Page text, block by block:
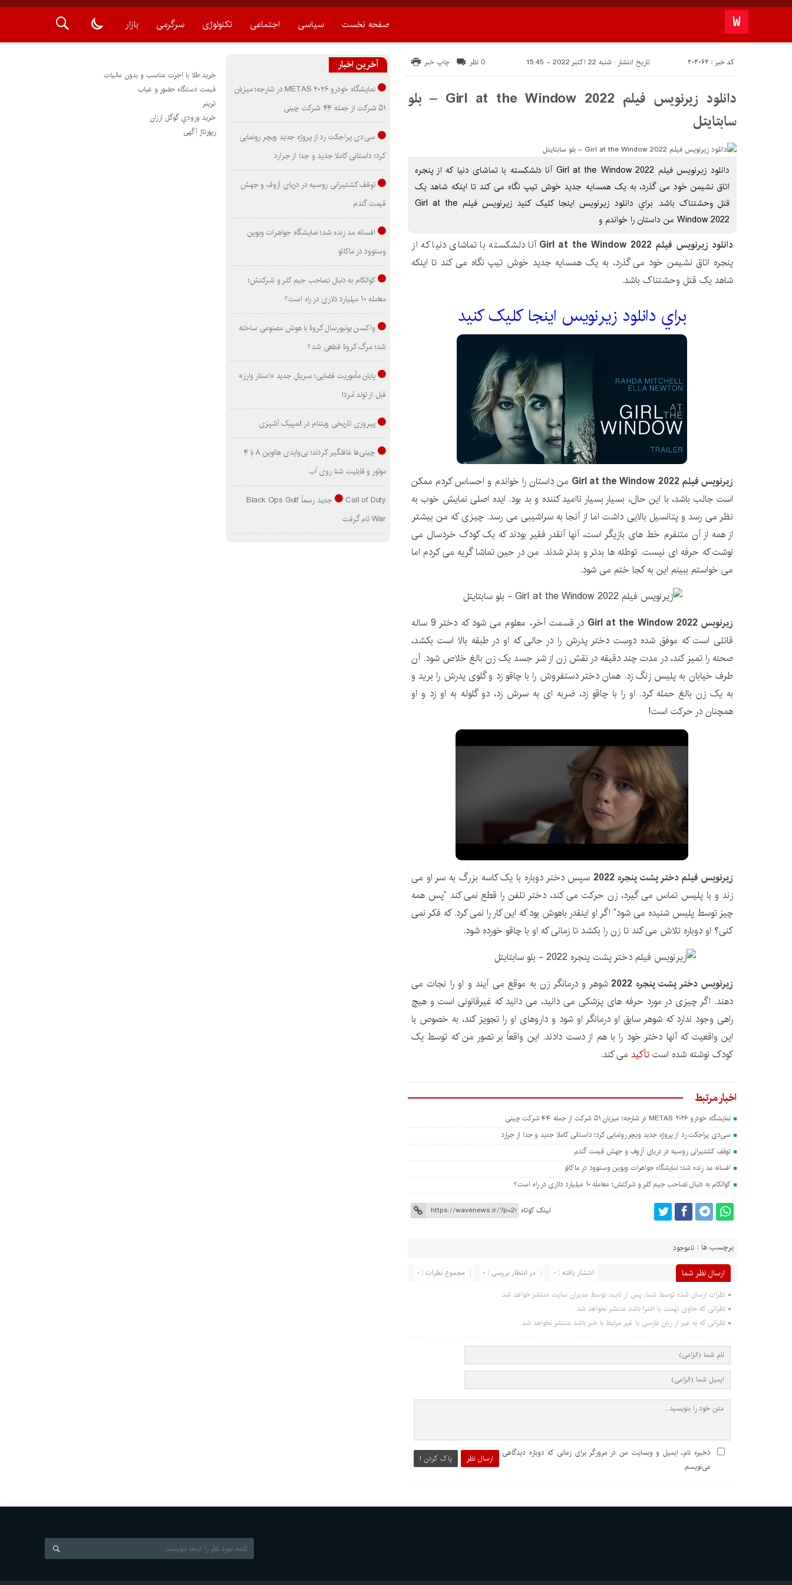
صفحه نخست سیاسی اجتماعی تکنولوژی سرگرمی بازار
تاریخ انتشار : شنبه 22 اکتبر 2022 - 15:45 کد خبر : 204064 چاپ خبر 0 نظر
دانلود زیرنویس فیلم Girl at the Window 2022 – بلو
سابتايتل
دانلود زیرنویس فیلم Girl at the Window 2022 آنا دلشکسته با تماشای دنیا که از پنجره
اتاق نشیمن خود می گذرد، به یک همسایه جدید خوش تیپ نگاه می کند تا اینکه شاهد یک
قتل وحشتناک باشد. براي دانلود زيرنويس اينجا کليک کنيد زیرنویس فیلم Girl at the
Window 2022 من داستان را خواندم و
دانلود زیرنویس فیلم Girl at the Window 2022
آنا دلشکسته با تماشای دنیا که از
پنجره اتاق نشیمن خود می گذرد، به یک همسایه جدید خوش تیپ نگاه می کند تا اینکه
شاهد یک قتل وحشتناک باشد.
براي دانلود زيرنويس اينجا کليک کنيد
زیرنویس فیلم Girl at the Window 2022
من داستان را خواندم و احساس کردم ممکن
است جالب باشد، با این حال، بسیار بسیار ناامید کننده و بد بود. ایده اصلی نمایش خوب به
نظر می رسد و پتانسیل بالایی داشت اما از آنجا به سراشیبی می رسد. چیزی که من بیشتر
از همه از آن متنفرم خط های بازیگر است، آنها آنقدر فقیر بودند که یک کودک خردسال می
نوشت که حرفه ای نیست. توطئه ها بدتر و بدتر شدند. من در حین تماشا گریه می کردم اما
می خواستم ببینم این به کجا ختم می شود.
زیرنویس Girl at the Window 2022
در قسمت آخر، معلوم می شود که دختر 9 ساله
قاتلی است که موفق شده دوست دختر پدرش را در حالی که او در طبقه بالا است بکشد،
صحنه را تمیز کند، در مدت چند دقیقه در نقش زن از شر جسد یک زن بالغ خلاص شود. آن
طرف خیابان به پلیس زنگ زد. همان دختر دستفروش را با چاقو زد و گلوی پدرش را برید و
به یک زن بالغ حمله کرد. او را با چاقو زد، ضربه ای به سرش زد، دو گلوله به او زد و او
همچنان در حرکت است!
زیرنویس فیلم دختر پشت پنجره 2022
سپس دختر دوباره با یک کاسه بزرگ به سر او می
زند و با پلیس تماس می گیرد، زن حرکت می کند، دختر تلفن را قطع نمی کند “پس همه
چیز توسط پلیس شنیده می شود” اگر او اینقدر باهوش بود که این کار را نمی کرد. که فکر نمی
کنی؟ او دوباره تلاش می کند تا زن را بکشد تا زمانی که او با چاقو خورده شود.
زیرنویس دختر پشت پنجره 2022
شوهر و درمانگر زن به موقع می آیند و او را نجات می
دهند. اگر چیزی در مورد حرفه های پزشکی می دانید، می دانید که غیرقانونی است و هیچ
راهی وجود ندارد که شوهر سابق او درمانگر او شود و داروهای او را تجویز کند، به خصوص با
این واقعیت که آنها دختر خود را با هم از دست دادند. این واقعاً بر تصور من که توسط یک
کودک نوشته شده استتأکیدمی کند.
اخبار مرتبط
نمایشگاه خودرو METAS ۲۰۲۶ در شارجه؛ میزبان ۵۱ شرکت از جمله ۴۴ شرکت چینی
سی‌دی پراجکت رد از پروژه جدید ویچر رونمایی کرد؛ داستانی کاملا جدید و جدا از جرارد
توقف کشتیرانی روسیه در دریای آزوف و جهش قیمت گندم
افسانه مد زنده شد؛ نمایشگاه جواهرات ویوین وستوود در ماکائو
کوالکام به دنبال تصاحب جیم کلر و شرکتش؛ معامله ۱۰ میلیارد دلاری در راه است؟
لینک کوتاه
برچسب ها : ناموجود
ارسال نظر شما مجموع نظرات : 0 در انتظار بررسی : 0 انتشار یافته : 0
نظرات ارسال شده توسط شما، پس از تایید توسط مدیران سایت منتشر خواهد شد.
نظراتی که حاوی تهمت یا افترا باشد منتشر نخواهد شد.
نظراتی که به غیر از زبان فارسی یا غیر مرتبط با خبر باشد منتشر نخواهد شد.
ارسال نظر پاک کردن !
ذخیره نام، ایمیل و وبسایت من در مرورگر برای زمانی که دوباره دیدگاهی
می‌نویسم.
آخرین اخبار
نمایشگاه خودرو METAS ۲۰۲۶ در شارجه؛ میزبان
۵۱ شرکت از جمله ۴۴ شرکت چینی
سی‌دی پراجکت رد از پروژه جدید ویچر رونمایی
کرد؛ داستانی کاملا جدید و جدا از جرارد
توقف کشتیرانی روسیه در دریای آزوف و جهش
قیمت گندم
افسانه مد زنده شد؛ نمایشگاه جواهرات ویوین
وستوود در ماکائو
کوالکام به دنبال تصاحب جیم کلر و شرکتش؛
معامله ۱۰ میلیارد دلاری در راه است؟
واکسن یونیورسال کرونا با هوش مصنوعی ساخته
شد؛ مرگ کرونا قطعی شد؟
پایان مأموریت فضایی؛ سریال جدید «استار وارز»
قبل از تولد مُرد!
پیروزی تاریخی ویتنام در المپیک آشپزی
چینی‌ها غافلگیر کردند؛ بی‌وایدی هانوین ۸ با ۴
موتور و قابلیت شنا روی آب
Call of Duty جدید رسماً Black Ops Gulf
War نام گرفت
خرید طلا با اجرت مناسب و بدون مالیات
قیمت دستگاه حضور و غیاب
ترينر
خريد ورودي گوگل ارزان
رپورتاژ آگهی